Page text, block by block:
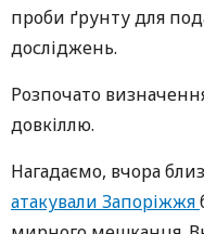
проби ґрунту для
досліджень.
Розпочато
довкіллю.
Нагадаємо, вчора
атакували Запоріжжя